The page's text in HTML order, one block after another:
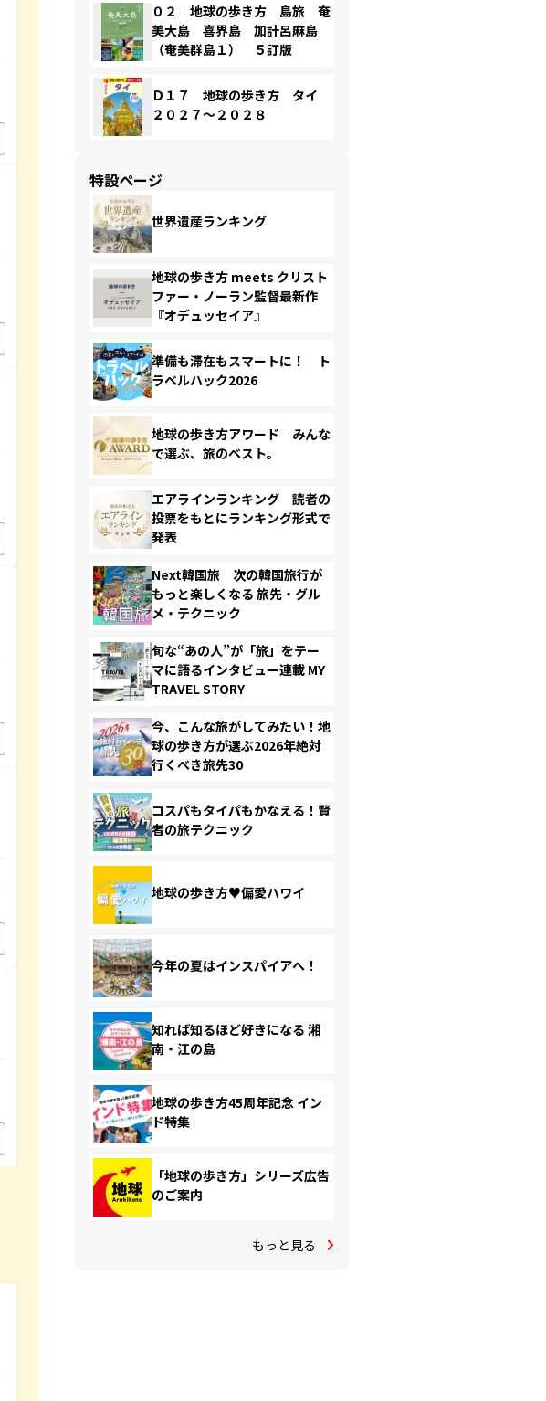
０２ 地球の歩き方 島旅 奄
美大島 喜界島 加計呂麻島
（奄美群島１） ５訂版
Ｄ１７ 地球の歩き方 タイ
２０２７～２０２８
特設ページ
世界遺産ランキング
地球の歩き方 meets クリスト
ファー・ノーラン監督最新作
『オデュッセイア』
準備も滞在もスマートに！ ト
ラベルハック2026
地球の歩き方アワード みんな
で選ぶ、旅のベスト。
エアラインランキング 読者の
投票をもとにランキング形式で
発表
Next韓国旅 次の韓国旅行が
もっと楽しくなる 旅先・グル
メ・テクニック
旬な“あの人”が「旅」をテー
マに語るインタビュー連載 MY
TRAVEL STORY
今、こんな旅がしてみたい！地
球の歩き方が選ぶ2026年絶対
行くべき旅先30
コスパもタイパもかなえる！賢
者の旅テクニック
地球の歩き方♥偏愛ハワイ
今年の夏はインスパイアへ！
知れば知るほど好きになる 湘
南・江の島
地球の歩き方45周年記念 イン
ド特集
「地球の歩き方」シリーズ広告
のご案内
もっと見る